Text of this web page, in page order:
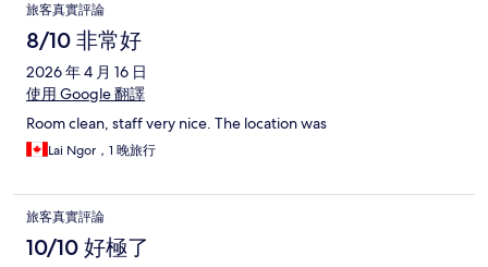
旅客真實評論
8/10 非常好
2026 年 4 月 16 日
使用 Google 翻譯
Room clean, staff very nice. The location was
Lai Ngor，1 晚旅行
旅客真實評論
10/10 好極了